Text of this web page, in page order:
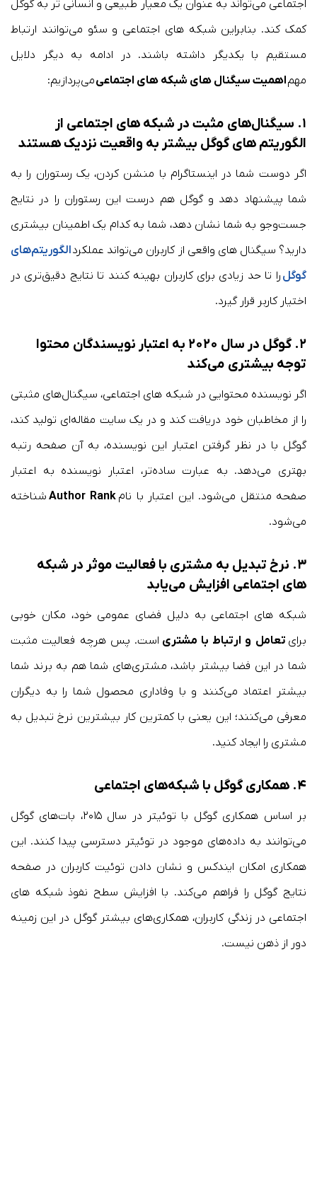
اجتماعی می‌تواند به عنوان یک معیار طبیعی و انسانی تر به گوگل
کمک کند. بنابراین شبکه های اجتماعی و سئو می‌توانند ارتباط
مستقیم با یکدیگر داشته باشند. در ادامه به دیگر دلایل
مهماهمیت سیگنال های شبکه های اجتماعیمی‌پردازیم:
‍۱. سیگنال‌های مثبت در شبکه های اجتماعی از
الگوریتم های گوگل بیشتر به واقعیت نزدیک هستند
اگر دوست شما در اینستاگرام با منشن کردن، یک رستوران را به
شما پیشنهاد دهد و گوگل هم درست این رستوران را در نتایج
جست‌وجو به شما نشان دهد، شما به کدام یک اطمینان بیشتری
دارید؟ سیگنال های واقعی از کاربران می‌تواند عملکردالگوریتم‌های
گوگل را تا حد زیادی برای کاربران بهینه کنند تا نتایج دقیق‌تری در
اختیار کاربر قرار گیرد.
۲. گوگل در سال ۲۰۲۰ به اعتبار نویسندگان محتوا
توجه بیشتری می‌کند
اگر نویسنده محتوایی در شبکه های اجتماعی، سیگنال‌های مثبتی
را از مخاطبان خود دریافت کند و در یک سایت مقاله‌ای تولید کند،
گوگل با در نظر گرفتن اعتبار این نویسنده، به آن صفحه رتبه
بهتری می‌دهد. به عبارت ساده‌تر، اعتبار نویسنده به اعتبار
صفحه منتقل می‌شود. این اعتبار با نام Author Rank
شناخته
می‌شود.
۳. نرخ تبدیل به مشتری با فعالیت موثر در شبکه
های اجتماعی افزایش می‌یابد
شبکه های اجتماعی به دلیل فضای عمومی خود، مکان خوبی
برای تعامل و ارتباط با مشتری است. پس هرچه فعالیت مثبت
شما در این فضا بیشتر باشد، مشتری‌های شما هم به برند شما
بیشتر اعتماد می‌کنند و با وفاداری محصول شما را به دیگران
معرفی می‌کنند؛ این یعنی با کمترین کار بیشترین نرخ تبدیل به
مشتری را ایجاد کنید.
۴. همکاری گوگل با شبکه‌های اجتماعی
بر اساس همکاری گوگل با توئیتر در سال ۲۰۱۵، بات‌های گوگل
می‌توانند به داده‌های موجود در توئیتر دسترسی پیدا کنند. این
همکاری امکان ایندکس و نشان دادن توئیت کاربران در صفحه
نتایج گوگل را فراهم می‌کند. با افزایش سطح نفوذ شبکه های
اجتماعی در زندگی کاربران، همکاری‌های بیشتر گوگل در این زمینه
دور از ذهن نیست.